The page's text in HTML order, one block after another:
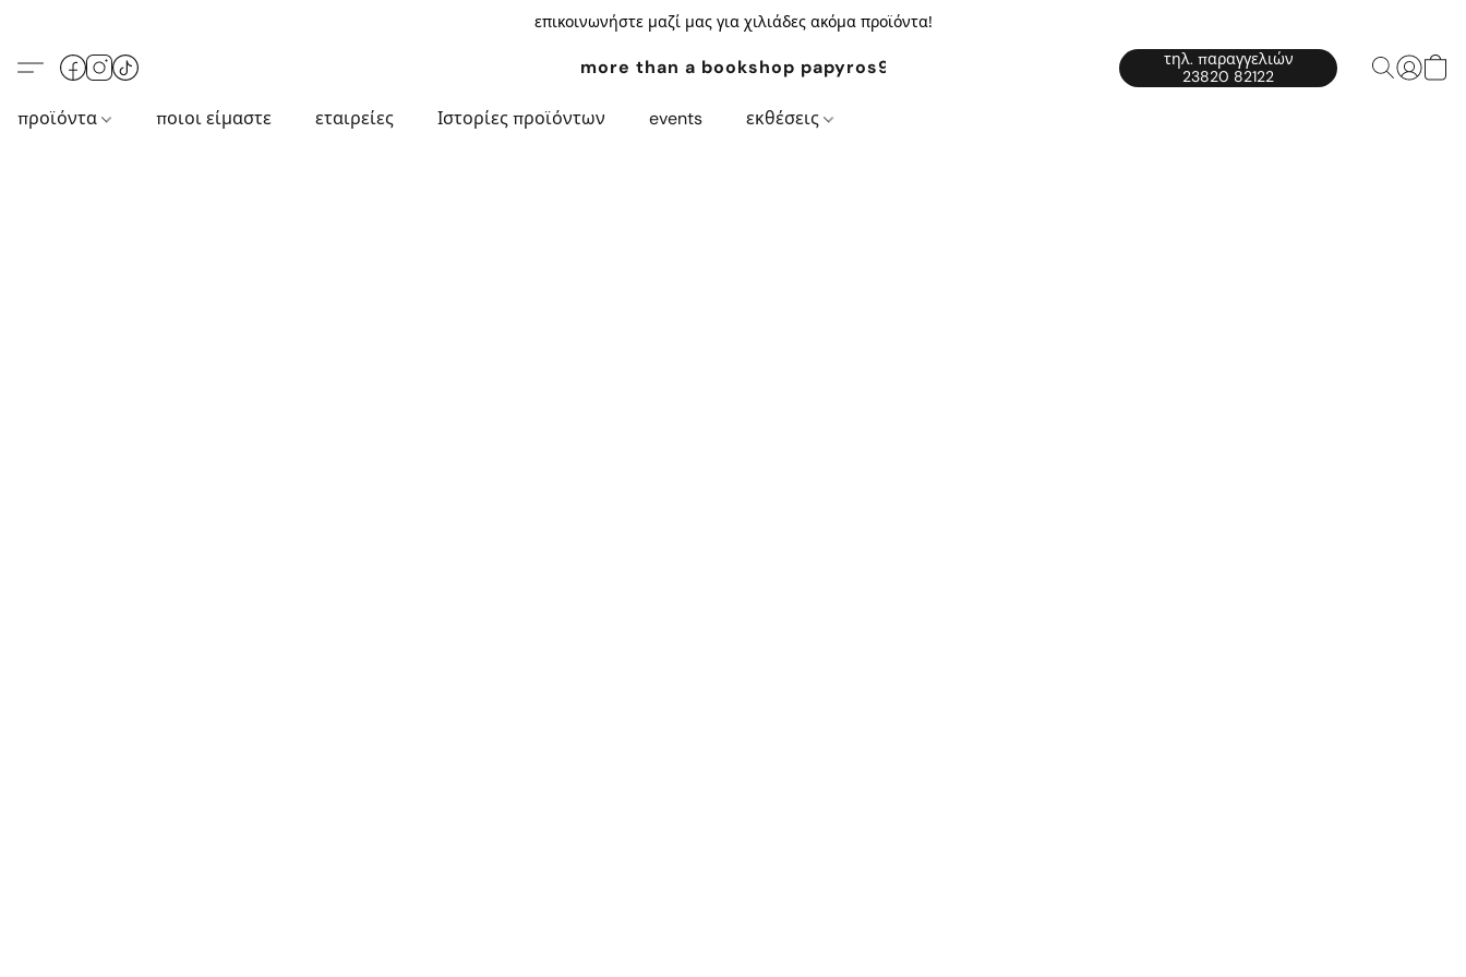
επικοινωνήστε μαζί μας για χιλιάδες ακόμα προϊόντα!
more than a bookshop papyros94.com
τηλ. παραγγελιών
23820 82122
προϊόντα ποιοι είμαστε εταιρείες Ιστορίες προϊόντων events εκθέσεις